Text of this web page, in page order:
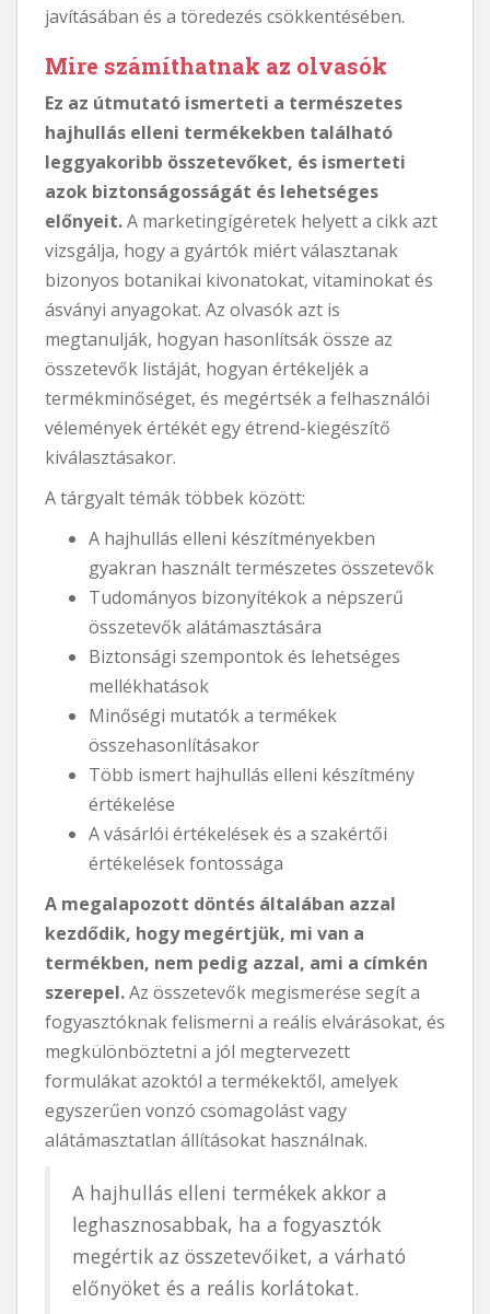
javításában és a töredezés csökkentésében.
Mire számíthatnak az olvasók
Ez az útmutató ismerteti a természetes
hajhullás elleni termékekben található
leggyakoribb összetevőket, és ismerteti
azok biztonságosságát és lehetséges
előnyeit.A marketingígéretek helyett a cikk azt
vizsgálja, hogy a gyártók miért választanak
bizonyos botanikai kivonatokat, vitaminokat és
ásványi anyagokat. Az olvasók azt is
megtanulják, hogyan hasonlítsák össze az
összetevők listáját, hogyan értékeljék a
termékminőséget, és megértsék a felhasználói
vélemények értékét egy étrend-kiegészítő
kiválasztásakor.
A tárgyalt témák többek között:
A hajhullás elleni készítményekben
gyakran használt természetes összetevők
Tudományos bizonyítékok a népszerű
összetevők alátámasztására
Biztonsági szempontok és lehetséges
mellékhatások
Minőségi mutatók a termékek
összehasonlításakor
Több ismert hajhullás elleni készítmény
értékelése
A vásárlói értékelések és a szakértői
értékelések fontossága
A megalapozott döntés általában azzal
kezdődik, hogy megértjük, mi van a
termékben, nem pedig azzal, ami a címkén
szerepel.Az összetevők megismerése segít a
fogyasztóknak felismerni a reális elvárásokat, és
megkülönböztetni a jól megtervezett
formulákat azoktól a termékektől, amelyek
egyszerűen vonzó csomagolást vagy
alátámasztatlan állításokat használnak.
A hajhullás elleni termékek akkor a
leghasznosabbak, ha a fogyasztók
megértik az összetevőiket, a várható
előnyöket és a reális korlátokat.